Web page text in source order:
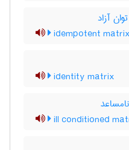
آزاد
idempotent matrix
identity matrix
ill conditioned